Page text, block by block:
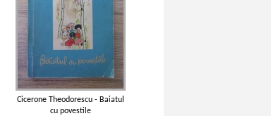
Cicerone Theodorescu - Baiatul
cu povestile